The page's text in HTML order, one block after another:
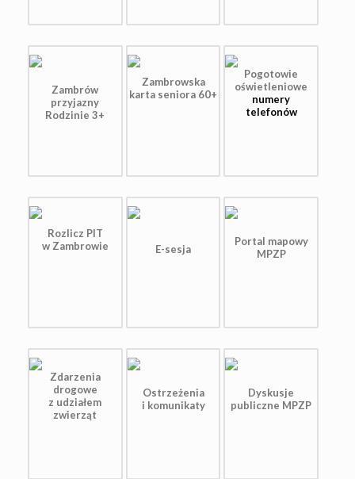
Zambrów
przyjazny
Rodzinie 3+
Zambrowska
karta seniora 60+
Pogotowie
oświetleniowe
numery
telefonów
Rozlicz PIT
w Zambrowie
E-sesja
Portal mapowy
MPZP
Zdarzenia
drogowe
z udziałem
zwierząt
Ostrzeżenia
i komunikaty
Dyskusje
publiczne MPZP